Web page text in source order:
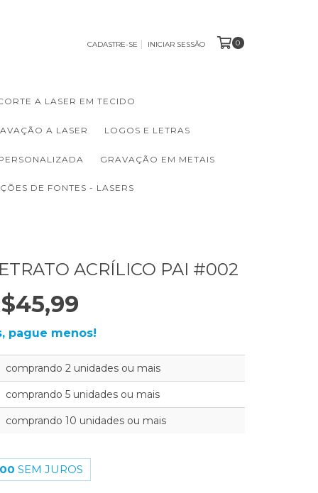
CADASTRE-SE INICIAR SESSÃO 0
A LASER EM TECIDO
A LASER LOGOS E LETRAS
GRAVAÇÃO EM METAIS
DE FONTES - LASERS
ACRÍLICO PAI #002
pague menos!
comprando 2 unidades ou mais
comprando 5 unidades ou mais
comprando 10 unidades ou mais
SEM JUROS